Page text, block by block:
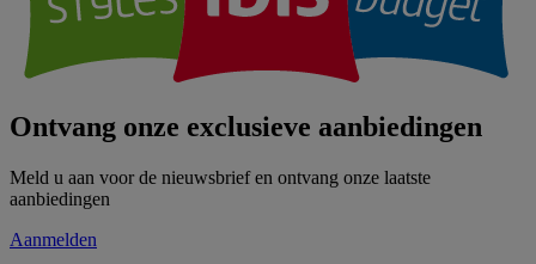
Ontvang onze exclusieve aanbiedingen
Meld u aan voor de nieuwsbrief en ontvang onze laatste
aanbiedingen
Aanmelden